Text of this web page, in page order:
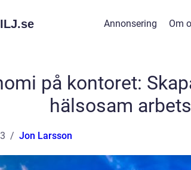
se Annonsering Om
på kontoret:
hälsosam
Jon Larsson